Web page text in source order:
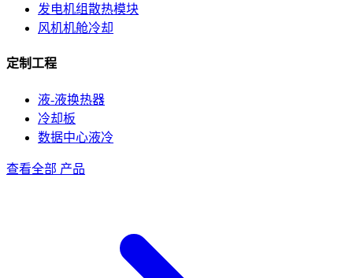
发电机组散热模块
风机机舱冷却
定制工程
液-液换热器
冷却板
数据中心液冷
查看全部 产品